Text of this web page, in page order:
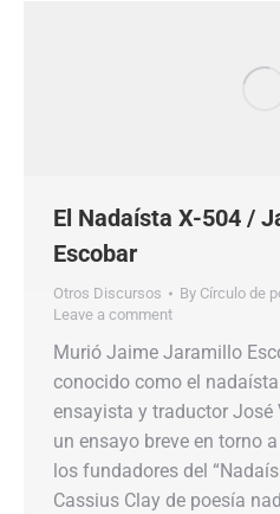
El Nadaísta X-504 /
Escobar
Otros Discursos By Círculo de
Leave a comment
Murió Jaime Jaramillo
conocido como el
ensayista y traductor José
un ensayo breve en torno
los fundadores del
Cassius Clay de poesía